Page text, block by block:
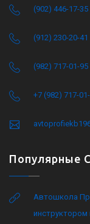
(902) 446-17-35
(912) 230-20-41
(982) 717-01-95
+7 (982) 717-
Популярные
Автошкола
инструктором